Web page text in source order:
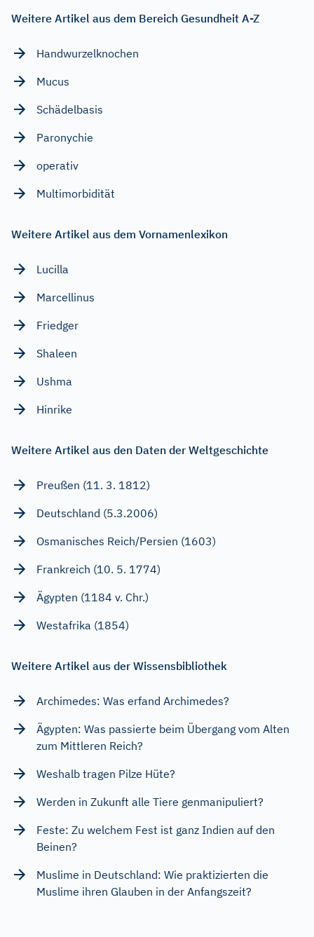
Weitere Artikel aus dem Bereich Gesundheit A-Z
Handwurzelknochen
Mucus
Schädelbasis
Paronychie
operativ
Multimorbidität
Weitere Artikel aus dem Vornamenlexikon
Lucilla
Marcellinus
Friedger
Shaleen
Ushma
Hinrike
Weitere Artikel aus den Daten der Weltgeschichte
Preußen (11. 3. 1812)
Deutschland (5.3.2006)
Osmanisches Reich/Persien (1603)
Frankreich (10. 5. 1774)
Ägypten (1184 v. Chr.)
Westafrika (1854)
Weitere Artikel aus der Wissensbibliothek
Archimedes: Was erfand Archimedes?
Ägypten: Was passierte beim Übergang vom Alten
zum Mittleren Reich?
Weshalb tragen Pilze Hüte?
Werden in Zukunft alle Tiere genmanipuliert?
Feste: Zu welchem Fest ist ganz Indien auf den
Beinen?
Muslime in Deutschland: Wie praktizierten die
Muslime ihren Glauben in der Anfangszeit?